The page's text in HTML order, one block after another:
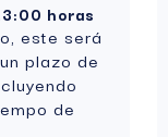
horas
este será
plazo de
de